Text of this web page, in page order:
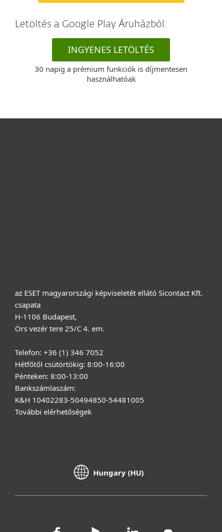
Letöltés a Google Play Áruházból:
INGYENES LETÖLTÉS
30 napig a prémium funkciók is díjmentesen
használhatóak
az ESET magyarországi képviseletét ellátó Sicontact Kft.
csapata
H-1106 Budapest,
Örs vezér tere 25/C 4. em.
Telefon: +36 (1) 346 7052
Hétfőtől csütörtökig: 8:00-16:00
Pénteken: 8:00-13:00
Bankszámlaszám:
K&H 10402283-50494850-54481005
További elérhetőségek
Hungary (HU)